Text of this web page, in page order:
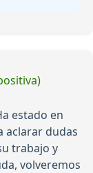
estado en
aclarar dudas
trabajo y
volveremos